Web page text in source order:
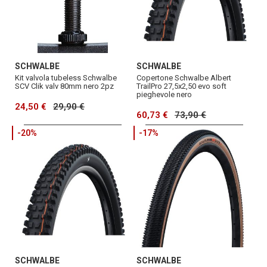
SCHWALBE
Kit valvola tubeless Schwalbe
SCV Clik valv 80mm nero 2pz
24,50 € 29,90 €
SCHWALBE
Copertone Schwalbe Albert
TrailPro 27,5x2,50 evo soft
pieghevole nero
60,73 € 73,90 €
-20%
SCHWALBE
-17%
SCHWALBE